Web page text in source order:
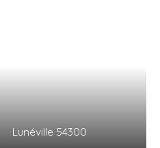
Lunéville 54300